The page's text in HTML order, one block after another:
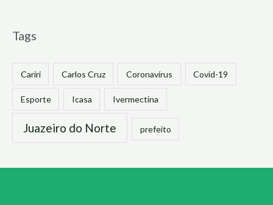
Tags
Cariri Carlos Cruz Coronavírus Covid-19
Esporte Icasa Ivermectina
Juazeiro do Norte prefeito